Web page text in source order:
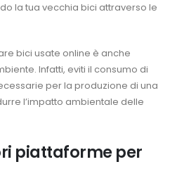
la tua vecchia bici attraverso le
bici usate online è anche
Infatti, eviti il consumo di
per la produzione di una
l’impatto ambientale delle
piattaforme per